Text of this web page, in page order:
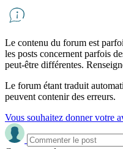
Le contenu du forum est
les posts concernent parfois
peut-être différentes.
Le forum étant traduit
peuvent contenir des erreurs.
Vous souhaitez donner votre